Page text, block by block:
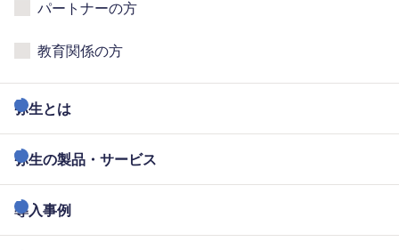
パートナーの方
教育関係の方
弥生とは
弥生の製品・サービス
導入事例